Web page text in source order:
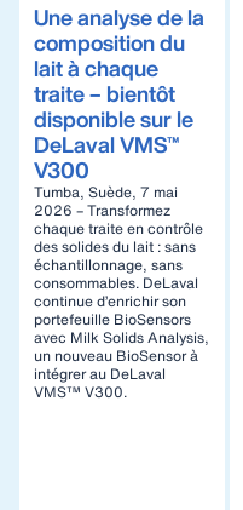
Une analyse de la
composition du
lait à chaque
traite – bientôt
disponible sur le
DeLaval VMS™
V300
Tumba, Suède, 7 mai
2026 – Transformez
chaque traite en contrôle
des solides du lait : sans
échantillonnage, sans
consommables. DeLaval
continue d’enrichir son
portefeuille BioSensors
avec Milk Solids Analysis,
un nouveau BioSensor à
intégrer au DeLaval
VMS™ V300.